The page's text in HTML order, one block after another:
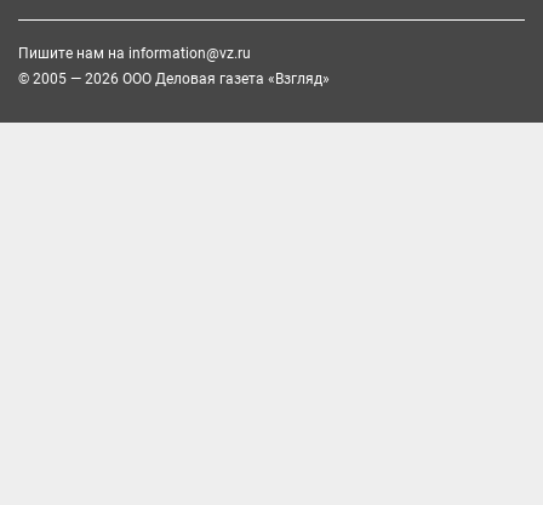
Пишите нам на information@vz.ru
© 2005 — 2026 ООО Деловая газета «Взгляд»